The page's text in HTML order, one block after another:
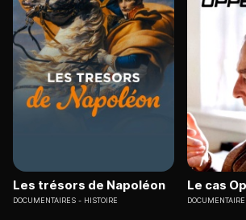
Les trésors de Napoléon
DOCUMENTAIRES HISTOIRE
Le cas